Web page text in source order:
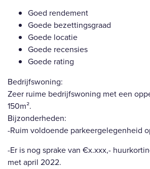
Goed rendement
Goede bezettingsgraad
Goede locatie
Goede recensies
Goede rating
Bedrijfswoning:
Zeer ruime bedrijfswoning met een
150m².
Bijzonderheden:
-Ruim voldoende parkeergelegenheid
-Er is nog sprake van €x.xxx,-
met april 2022.